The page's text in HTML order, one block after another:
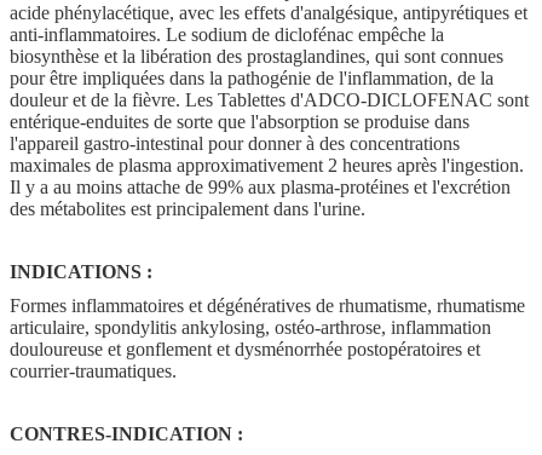
acide phénylacétique, avec les effets d'analgésique, antipyrétiques et
anti-inflammatoires. Le sodium de diclofénac empêche la
biosynthèse et la libération des prostaglandines, qui sont connues
pour être impliquées dans la pathogénie de l'inflammation, de la
douleur et de la fièvre. Les Tablettes d'ADCO-DICLOFENAC sont
entérique-enduites de sorte que l'absorption se produise dans
l'appareil gastro-intestinal pour donner à des concentrations
maximales de plasma approximativement 2 heures après l'ingestion.
Il y a au moins attache de 99% aux plasma-protéines et l'excrétion
des métabolites est principalement dans l'urine.
INDICATIONS :
Formes inflammatoires et dégénératives de rhumatisme, rhumatisme
articulaire, spondylitis ankylosing, ostéo-arthrose, inflammation
douloureuse et gonflement et dysménorrhée postopératoires et
courrier-traumatiques.
CONTRES-INDICATION :